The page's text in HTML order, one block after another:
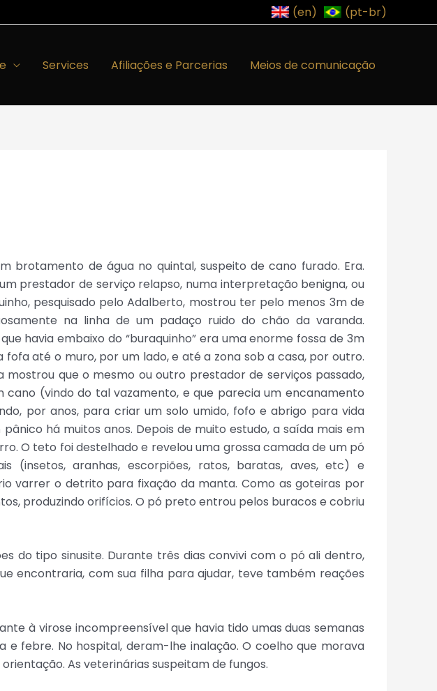
(en) (pt-br)
Services Afiliações e Parcerias Meios de comunicação
brotamento de água no quintal, suspeito de cano furado. Era.
prestador de serviço relapso, numa interpretação benigna, ou
pesquisado pelo Adalberto, mostrou ter pelo menos 3m de
na linha de um padaço ruido do chão da varanda.
havia embaixo do “buraquinho” era uma enorme fossa de 3m
até o muro, por um lado, e até a zona sob a casa, por outro.
que o mesmo ou outro prestador de serviços passado,
(vindo do tal vazamento, e que parecia um encanamento
por anos, para criar um solo umido, fofo e abrigo para vida
há muitos anos. Depois de muito estudo, a saída mais em
O teto foi destelhado e revelou uma grossa camada de um pó
(insetos, aranhas, escorpiões, ratos, baratas, aves, etc) e
varrer o detrito para fixação da manta. Como as goteiras por
produzindo orifícios. O pó preto entrou pelos buracos e cobriu
do tipo sinusite. Durante três dias convivi com o pó ali dentro,
encontraria, com sua filha para ajudar, teve também reações
à virose incompreensível que havia tido umas duas semanas
febre. No hospital, deram-lhe inalação. O coelho que morava
As veterinárias suspeitam de fungos.